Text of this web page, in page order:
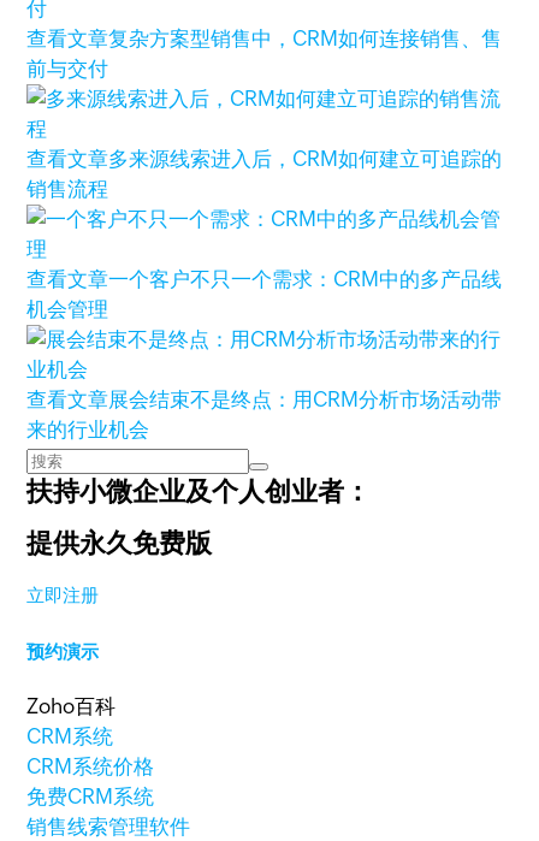
查看文章复杂方案型销售中，CRM如何连接销售、售
前与交付
查看文章多来源线索进入后，CRM如何建立可追踪的
销售流程
查看文章一个客户不只一个需求：CRM中的多产品线
机会管理
查看文章展会结束不是终点：用CRM分析市场活动带
来的行业机会
扶持小微企业及个人创业者：
提供永久免费版
立即注册
预约演示
Zoho百科
CRM系统
CRM系统价格
免费CRM系统
销售线索管理软件